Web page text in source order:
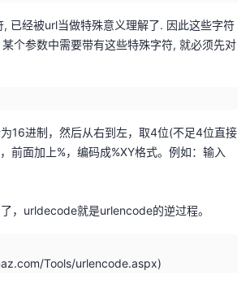
已经被url当做特殊意义理解了. 因此这些字符
个参数中需要带有这些特殊字符, 就必须先对
16进制，然后从右到左，取4位(不足4位直接
前面加上%，编码成%XY格式。例如：输入
了，urldecode就是urlencode的逆过程。
Tools/urlencode.aspx)